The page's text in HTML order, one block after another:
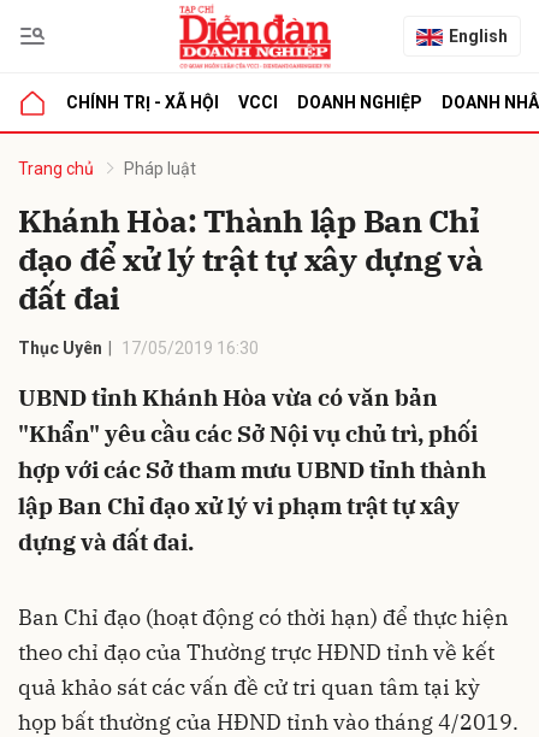
English
CHÍNH TRỊ - XÃ HỘI VCCI DOANH NGHIỆP DOANH
Trang chủ Pháp luật
Khánh Hòa: Thành lập Ban Chỉ
đạo để xử lý trật tự xây dựng và
đất đai
Thục Uyên 17/05/2019 16:30
UBND tỉnh Khánh Hòa vừa có văn bản
"Khẩn" yêu cầu các Sở Nội vụ chủ trì, phối
hợp với các Sở tham mưu UBND tỉnh thành
lập Ban Chỉ đạo xử lý vi phạm trật tự xây
dựng và đất đai.
Ban Chỉ đạo (hoạt động có thời hạn) để thực hiện
theo chỉ đạo của Thường trực HĐND tỉnh về kết
quả khảo sát các vấn đề cử tri quan tâm tại kỳ
họp bất thường của HĐND tỉnh vào tháng 4/2019.
luận
Hủy